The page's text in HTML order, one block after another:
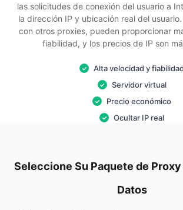
las solicitudes de conexión del usuario a
la dirección IP y ubicación real del
con otros proxies, pueden proporcionar
fiabilidad, y los precios de IP son
✓ Alta velocidad y fiabilidad
✓ Servidor virtual
✓ Precio económico
✓ Ocultar IP real
Seleccione Su Paquete de
Datos